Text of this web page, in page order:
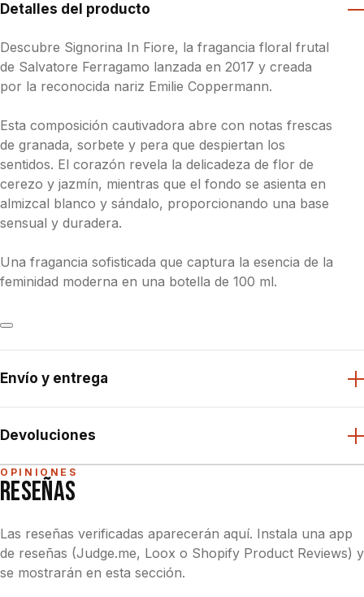
Detalles del producto
Descubre Signorina In Fiore, la fragancia floral frutal
de Salvatore Ferragamo lanzada en 2017 y creada
por la reconocida nariz Emilie Coppermann.
Esta composición cautivadora abre con notas frescas
de granada, sorbete y pera que despiertan los
sentidos. El corazón revela la delicadeza de flor de
cerezo y jazmín, mientras que el fondo se asienta en
almizcal blanco y sándalo, proporcionando una base
sensual y duradera.
Una fragancia sofisticada que captura la esencia de la
feminidad moderna en una botella de 100 ml.
Envío y entrega
Devoluciones
OPINIONES
RESEÑAS
Las reseñas verificadas aparecerán aquí. Instala una app
de reseñas (Judge.me, Loox o Shopify Product Reviews) y
se mostrarán en esta sección.